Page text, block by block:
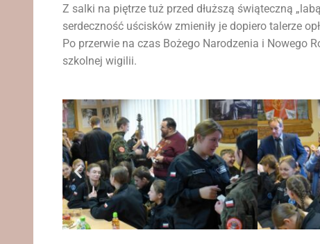
Z salki na piętrze tuż przed dłuższą świąteczną
serdeczność uścisków zmieniły je dopiero talerze
Po przerwie na czas Bożego Narodzenia i Nowego
szkolnej wigilii.